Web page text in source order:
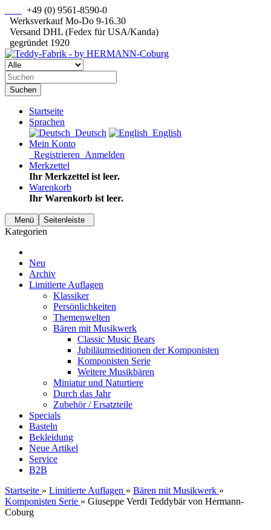
+49 (0) 9561-8590-0
Werksverkauf Mo-Do 9-16.30
Versand DHL (Fedex für USA/Kanda)
gegründet 1920
Suchen
Startseite
Sprachen
Deutsch
English
Mein Konto
Registrieren Anmelden
Merkzettel
Ihr Merkzettel ist leer.
Warenkorb
Ihr Warenkorb ist leer.
Menü Seitenleiste
Kategorien
Neu
Archiv
Limitierte Auflagen
Klassiker
Persönlichkeiten
Themenwelten
Bären mit Musikwerk
Classic Music Bears
Jubiläumseditionen der Komponisten
Komponisten Serie
Weitere Musikbären
Miniatur und Naturtiere
Durch das Jahr
Zubehör / Ersatzteile
Specials
Basteln
Bekleidung
Neue Artikel
Service
B2B
Startseite » Limitierte Auflagen » Bären mit Musikwerk »
Komponisten Serie » Giuseppe Verdi Teddybär von Hermann-
Coburg